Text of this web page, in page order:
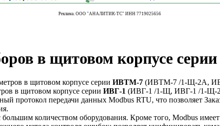
Реклама. ООО "АНАЛИТИК-ТС" ИНН 7719025656
в щитовом корпусе
в щитовом корпусе серии ИВТМ-7 (ИВТМ-7 /1-Щ-2А,
в щитовом корпусе серии ИВГ-1 (ИВГ-1 /1-Щ, ИВГ-1 /1-Щ-
протокол передачи данных Modbus RTU, что позволяет
количеством оборудования. Кроме того, Modbus